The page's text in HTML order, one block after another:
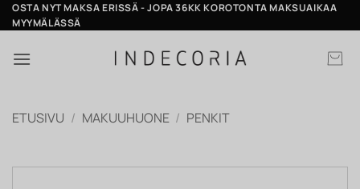
Skip
to
OSTA NYT MAKSA ERISSÄ - JOPA 36KK KOROTONTA MAKSUAIKAA
MYYMÄLÄSSÄ
ETUSIVU / MAKUUHUONE / PENKIT